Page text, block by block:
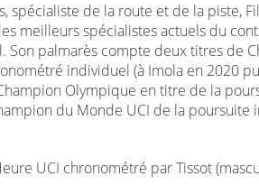
spécialiste de la route et de la piste,
meilleurs spécialistes actuels du
Son palmarès compte deux titres de
individuel (à Imola en 2020
Olympique en titre de la
du Monde UCI de la poursuite
UCI chronométré par Tissot